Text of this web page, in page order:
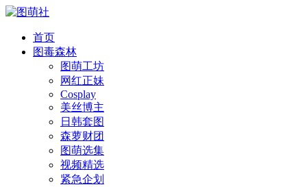
首页
图毒森林
图萌工坊
网红正妹
Cosplay
美丝博主
日韩套图
森萝财团
图萌选集
视频精选
紧急企划